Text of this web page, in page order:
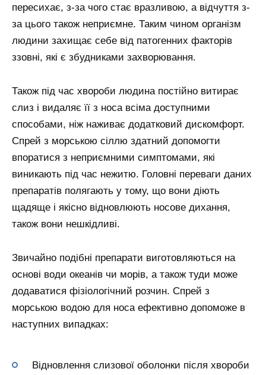
пересихає, з-за чого стає вразливою, а відчуття з-
за цього також неприємне. Таким чином організм
людини захищає себе від патогенних факторів
ззовні, які є збудниками захворювання.
Також під час хвороби людина постійно витирає
слиз і видаляє її з носа всіма доступними
способами, ніж наживає додатковий дискомфорт.
Спрей з морською сіллю здатний допомогти
впоратися з неприємними симптомами, які
виникають під час нежитю. Головні переваги даних
препаратів полягають у тому, що вони діють
щадяще і якісно відновлюють носове дихання,
також вони нешкідливі.
Звичайно подібні препарати виготовляються на
основі води океанів чи морів, а також туди може
додаватися фізіологічний розчин. Спрей з
морською водою для носа ефективно допоможе в
наступних випадках:
Відновлення слизової оболонки після хвороби